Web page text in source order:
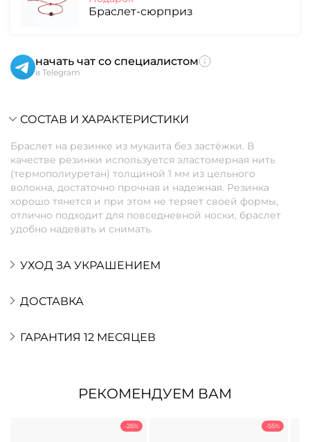
Браслет-сюрприз
начать чат со специалистом
в Telegram
СОСТАВ И ХАРАКТЕРИСТИКИ
Браслет на резинке из мукаита без застёжки. В
качестве резинки используется эластомерная нить
(термополиуретан) толщиной 1 мм из цельного
волокна, достаточно прочная и надежная. Резинка
хорошо тянется и при этом не теряет своей формы,
отлично подходит для повседневной носки, браслет
удобно надевать и снимать.
УХОД ЗА УКРАШЕНИЕМ
ДОСТАВКА
ГАРАНТИЯ 12 МЕСЯЦЕВ
РЕКОМЕНДУЕМ ВАМ
-26% -55%